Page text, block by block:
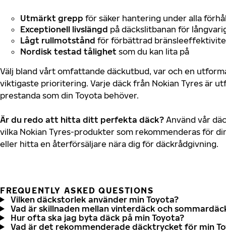
Utmärkt grepp för säker hantering under alla
Exceptionell livslängd på däckslitbanan för
Lågt rullmotstånd för förbättrad
Nordisk testad tålighet som du kan lita på
Välj bland vårt omfattande däckutbud, var och en
viktigaste prioritering. Varje däck från Nokian Tyres är
prestanda som din Toyota behöver.
Är du redo att hitta ditt perfekta däck? Använd vår
vilka Nokian Tyres-produkter som rekommenderas för
eller hitta en återförsäljare nära dig för däckrådgivning.
FREQUENTLY ASKED QUESTIONS
Vilken däckstorlek använder min Toyota?
Vad är skillnaden mellan vinterdäck och
Hur ofta ska jag byta däck på min Toyota?
Vad är det rekommenderade däcktrycket för min